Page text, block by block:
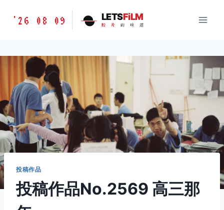
胶
味
LETSFILM
'26 08 09 LETSFiLM
胶 片 的 味 道
投稿作品
投稿作品No.2569 高三那